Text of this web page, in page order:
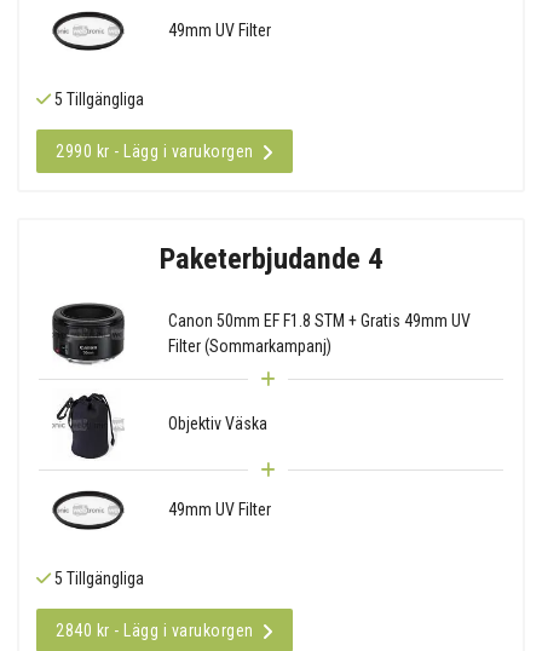
49mm UV Filter
5 Tillgängliga
2990 kr - Lägg i varukorgen
Paketerbjudande 4
Canon 50mm EF F1.8 STM + Gratis 49mm UV
Filter (Sommarkampanj)
Objektiv Väska
49mm UV Filter
5 Tillgängliga
2840 kr - Lägg i varukorgen